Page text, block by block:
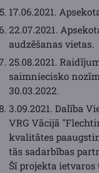
17.06.2021.
22.07.2021.
audzēšanas vietas.
25.08.2021.
saimniecisko
30.03.2022.
3.09.2021. Dalība
VRG Vācijā
kvalitātes
tās sadarbības
Šī projekta